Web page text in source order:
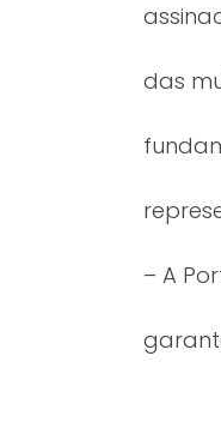
das
– A